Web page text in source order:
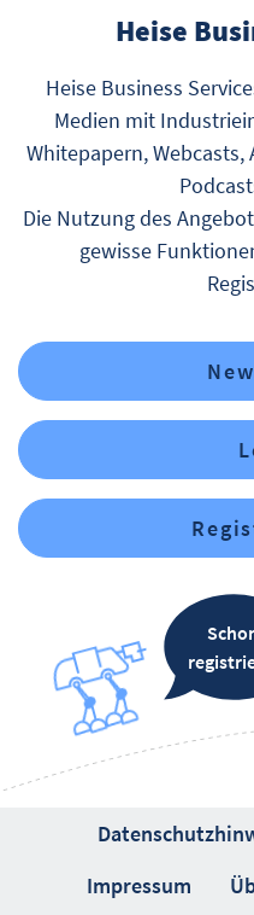
Heise
Heise Business
Medien mit
Whitepapern,
Die Nutzung des
gewisse
Impressum